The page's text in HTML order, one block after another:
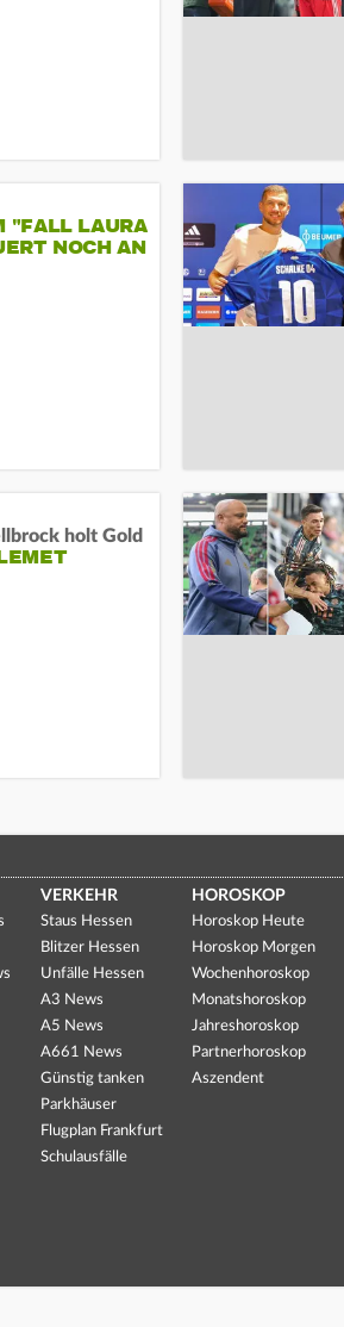
"FALL LAURA
NOCH AN
holt Gold
VERKEHR
Staus Hessen
Blitzer Hessen
Unfälle Hessen
A3 News
A5 News
A661 News
Günstig tanken
Parkhäuser
Flugplan Frankfurt
Schulausfälle
HOROSKOP
Horoskop Heute
Horoskop Morgen
Wochenhoroskop
Monatshoroskop
Jahreshoroskop
Partnerhoroskop
Aszendent